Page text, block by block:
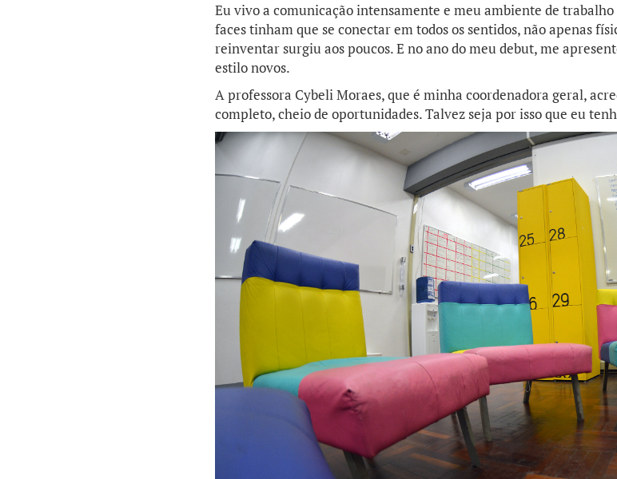
Eu vivo a comunicação intensamente e meu ambiente de
faces tinham que se conectar em todos os sentidos, não apenas
reinventar surgiu aos poucos. E no ano do meu debut, me
estilo novos.
A professora Cybeli Moraes, que é minha coordenadora geral,
completo, cheio de oportunidades. Talvez seja por isso que eu